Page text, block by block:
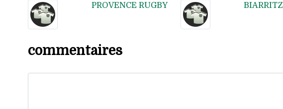
PROVENCE RUGBY
BIARRITZ
commentaires